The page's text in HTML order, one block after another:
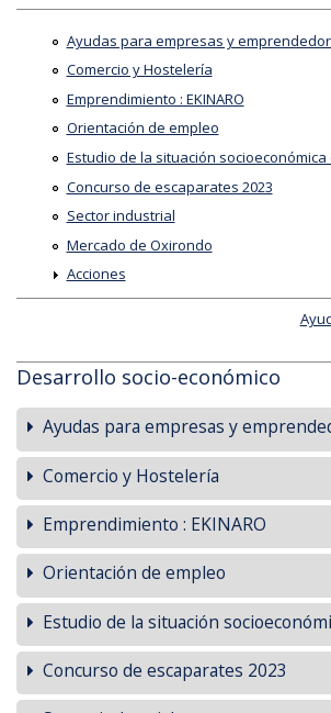
Ayudas para empresas y
Comercio y Hostelería
Emprendimiento : EKINARO
Orientación de empleo
Estudio de la situación socioeconómica
Concurso de escaparates 2023
Sector industrial
Mercado de Oxirondo
Acciones
Desarrollo socio-económico
Ayudas para empresas y
Comercio y Hostelería
Emprendimiento : EKINARO
Orientación de empleo
Estudio de la situación
Concurso de escaparates 2023